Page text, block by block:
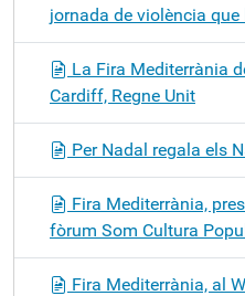
jornada de violència
La Fira Mediterrània
Cardiff, Regne Unit
Per Nadal regala els
Fira Mediterrània,
fòrum Som Cultura
Fira Mediterrània, al